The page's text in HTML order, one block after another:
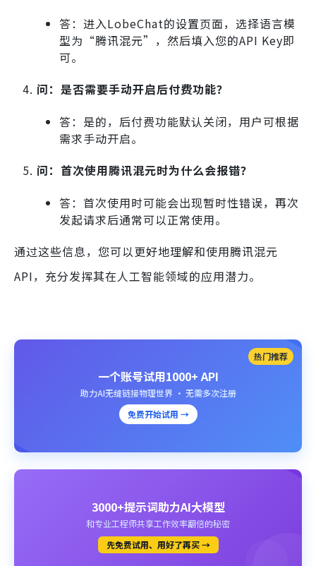
答：进入LobeChat的设置页面，选择语言模
型为“腾讯混元”，然后填入您的API Key即
可。
问：是否需要手动开启后付费功能？
答：是的，后付费功能默认关闭，用户可根据
需求手动开启。
问：首次使用腾讯混元时为什么会报错？
答：首次使用时可能会出现暂时性错误，再次
发起请求后通常可以正常使用。
通过这些信息，您可以更好地理解和使用腾讯混元
API，充分发挥其在人工智能领域的应用潜力。
热门推荐
一个账号试用1000+ API
助力AI无缝链接物理世界 · 无需多次注册
免费开始试用 →
3000+提示词助力AI大模型
和专业工程师共享工作效率翻倍的秘密
先免费试用、用好了再买 →